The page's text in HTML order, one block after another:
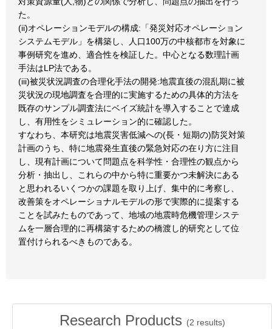
た。
(ii)オペレーションモデルの構成:「発災対応オペレーション
システムモデル」を構築し、人口100万の中核都市を対象に
事例研究を進め、適合性を検証した。中心となる数理計画
手法はLP法である。
(iii)被災状況調査の合理化手法の開発:地震直後の混乱期に被
災状況の現地調査を合理的に実施するための具体的方法を
既存のサンプル調査法にベイズ統計を導入することで達成
し、有用性をシミュレーション的に確認した。
すなわち、本研究は地震災害低減への(長・短期の)防災対策
計画のうち、特に地震発生直後の緊急対応の在り方に注目
し、現有計画について問題点を科学性・合理性の観点から
分析・抽出し、これらの中から特に重要かつ未解決にある
と思われるいくつかの課題を取り上げ、集中的に考察し、
改善策をオペレーショナルモデルの形で実際的に提案する
ことを試みたものであって、地域の地震時危機管理システ
ムを一層合理的に再構築するための橋渡し的研究として位
置付けられるべきものである。
Research Products (2 results)